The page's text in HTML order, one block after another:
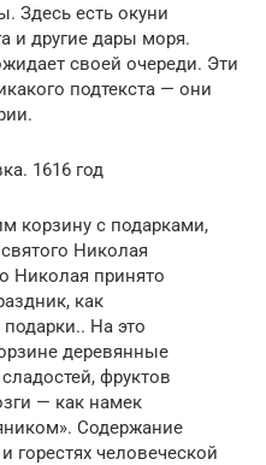
Здесь есть окуни
и другие дары моря.
своей очереди. Эти
подтекста — они
1616 год
корзину с подарками,
Николая
Николая при­нято
как
На это
дере­вян­ные
фруктов
— как намек
Содержание
горестях человеческой